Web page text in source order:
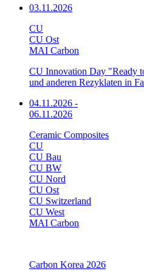
03.11.2026
CU
CU Ost
MAI Carbon
CU Innovation Day "Ready
und anderen Rezyklaten in
04.11.2026 -
06.11.2026
Ceramic Composites
CU
CU Bau
CU BW
CU Nord
CU Ost
CU Switzerland
CU West
MAI Carbon
Carbon Korea 2026